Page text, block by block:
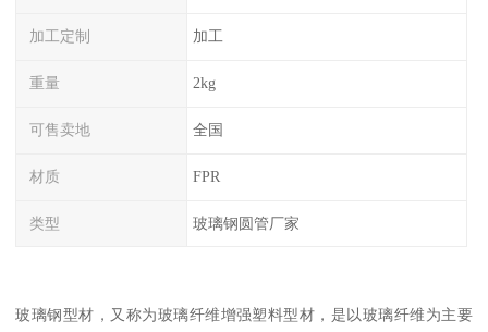
加工定制 加工
重量 2kg
可售卖地 全国
材质 FPR
类型 玻璃钢圆管厂家
玻璃钢型材，又称为玻璃纤维增强塑料型材，是以玻璃纤维为主要